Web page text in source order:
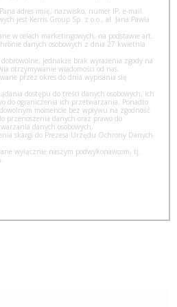
adres imię, nazwisko, numer IP, e-mail.
jest Kerris Group Sp. z o.o., al. Jana Pawła
w celach marketingowych, na podstawie art.
danych osobowych z dnia 27 kwietnia
jednakże brak wyrażenia zgody na
otrzymywanie wiadomości od nas.
przez okres do dnia wypisania się
dostępu do treści danych osobowych, ich
do ograniczenia ich przetwarzania. Ponadto
momencie bez wpływu na zgodność
przenoszenia danych oraz prawo do
danych osobowych,
skargi do Prezesa Urzędu Ochrony Danych
wyłącznie naszym podwykonawcom, tj.